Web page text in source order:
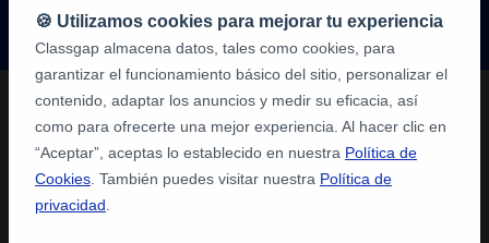
de
alumnos
🍪 Utilizamos cookies para mejorar tu experiencia
Classgap almacena datos, tales como cookies, para
garantizar el funcionamiento básico del sitio, personalizar el
contenido, adaptar los anuncios y medir su eficacia, así
como para ofrecerte una mejor experiencia. Al hacer clic en
“Aceptar”, aceptas lo establecido en nuestra Política de
Cookies . También puedes visitar nuestra Política de
privacidad